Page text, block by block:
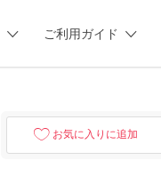
ご利用ガイド
お気に入りに追加